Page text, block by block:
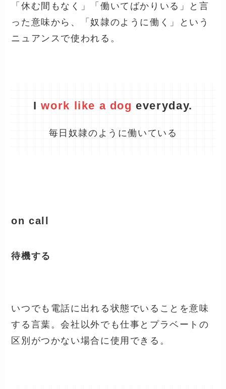
「休む間もなく」「働いてばかりいる」と言
った意味から、「奴隷のように働く」という
ニュアンスで使われる。
Iwork like a dog everyday.
毎日奴隷のように働いている
on call
待機する
いつでも電話に出れる状態でいることを意味
する言葉。会社以外でも仕事とプラベートの
区別がつかない場合に使用できる。